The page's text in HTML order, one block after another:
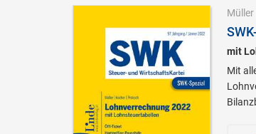
Müller
mit
Mit